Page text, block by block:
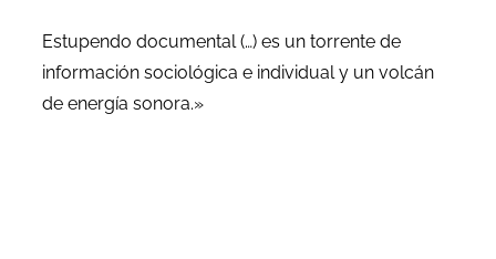
Estupendo documental (…) es un torrente de
información sociológica e individual y un volcán
de energía sonora.»